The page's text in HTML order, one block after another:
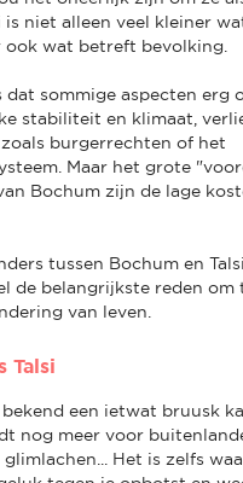
is niet alleen veel kleiner
ook wat betreft bevolking.
dat sommige aspecten erg
stabiliteit en klimaat,
burgerrechten of het
Maar het grote
Bochum zijn de lage
tussen Bochum en
de belangrijkste reden om
van leven.
Talsi
een ietwat bruusk
nog meer voor
Het is zelfs